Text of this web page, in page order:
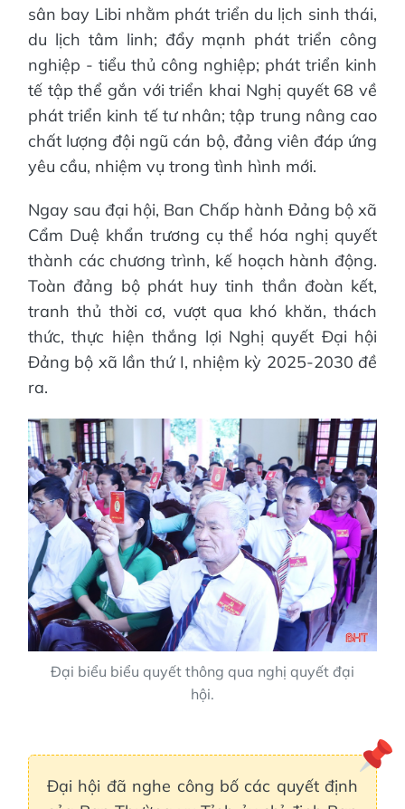
sân bay Libi nhằm phát triển du lịch sinh thái,
du lịch tâm linh; đẩy mạnh phát triển công
nghiệp - tiểu thủ công nghiệp; phát triển kinh
tế tập thể gắn với triển khai Nghị quyết 68 về
phát triển kinh tế tư nhân; tập trung nâng cao
chất lượng đội ngũ cán bộ, đảng viên đáp ứng
yêu cầu, nhiệm vụ trong tình hình mới.
Ngay sau đại hội, Ban Chấp hành Đảng bộ xã
Cẩm Duệ khẩn trương cụ thể hóa nghị quyết
thành các chương trình, kế hoạch hành động.
Toàn đảng bộ phát huy tinh thần đoàn kết,
tranh thủ thời cơ, vượt qua khó khăn, thách
thức, thực hiện thắng lợi Nghị quyết Đại hội
Đảng bộ xã lần thứ I, nhiệm kỳ 2025-2030 đề
ra.
Đại biểu biểu quyết thông qua nghị quyết đại
hội.
Đại hội đã nghe công bố các quyết định